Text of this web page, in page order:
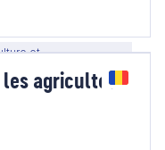
et
agriculteurs